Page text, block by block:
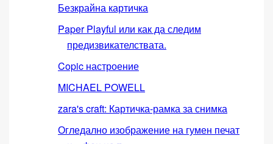
Безкрайна картичка
Paper Playful или как да следим
предизвикателствата.
Copic настроение
MICHAEL POWELL
zara's craft: Картичка-рамка за снимка
Огледално изображение на гумен печат